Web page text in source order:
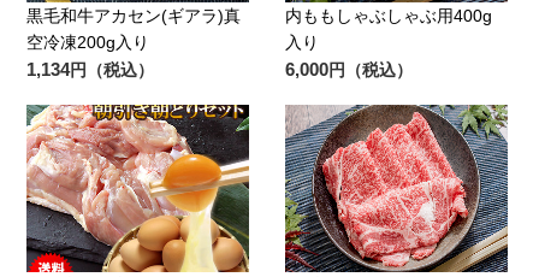
黒毛和牛アカセン(ギアラ)真
空冷凍200g入り
1,134円（税込）
内ももしゃぶしゃぶ用400g
入り
6,000円（税込）